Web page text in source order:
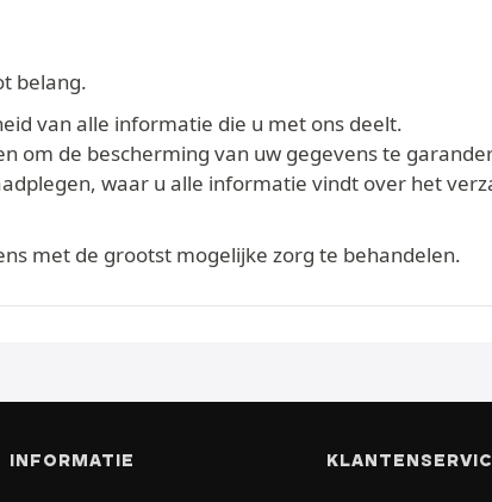
belang.
van alle informatie die u met ons deelt.
om de bescherming van uw gegevens te
waar u alle informatie vindt over het
met de grootst mogelijke zorg te behandelen.
INFORMATIE